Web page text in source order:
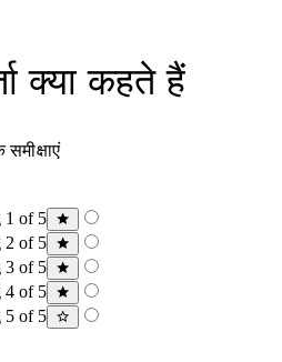
क्या कहते हैं
1 of 5
2 of 5
3 of 5
4 of 5
5 of 5